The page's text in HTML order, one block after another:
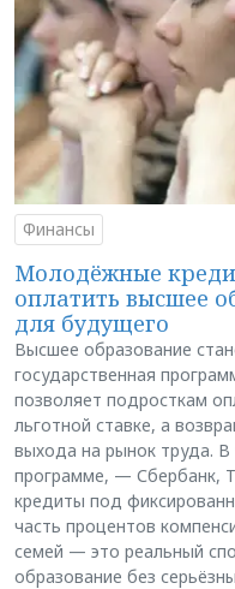
Финансы
Молодёжные
оплатить высшее
для будущего
Высшее образование
государственная
позволяет подросткам
льготной ставке, а
выхода на рынок труда.
программе, — Сбербанк,
кредиты под
часть процентов
семей — это реальный
образование без